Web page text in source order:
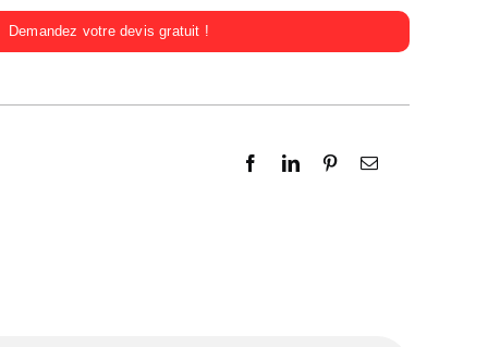
Demandez votre devis gratuit !